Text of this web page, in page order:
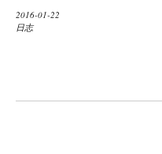
2016-01-22
日志